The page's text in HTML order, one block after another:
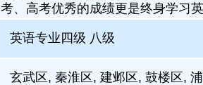
考、高考优秀的成绩更是终身学习
英语专业四级 八级
玄武区, 秦淮区, 建邺区, 鼓楼区,